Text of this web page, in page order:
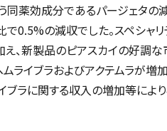
同薬効成分であるパージェタの
0.5%の減収でした。スペシャリ
え、新製品のピアスカイの好調
イブラおよびアクテムラが増加
ブラに関する収入の増加等によ